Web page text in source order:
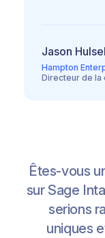
Jason
Hampton
Directeur de la
Êtes-vous
sur Sage
serions
uniques